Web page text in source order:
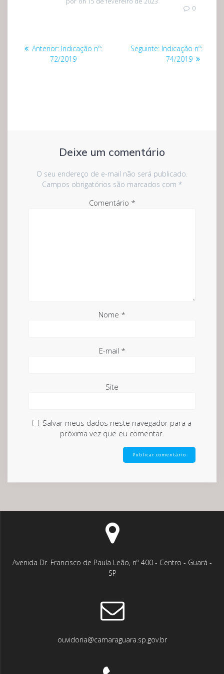
0
Navegação
Anterior: Post
anterior:
Indicação nº:
72/2019
Seguinte: Post
seguinte:
Indicação nº:
74/2019
Deixe um comentário
O seu endereço de e-mail não será publicado.
Campos obrigatórios são marcados com *
Comentário *
Nome *
E-mail *
Site
Salvar meus dados neste navegador para a
próxima vez que eu comentar.
Avenida Dr. Francisco de Paula Leão, nº 400 - Centro - Guará -
SP
ouvidoria@camaraguara.sp.gov.br